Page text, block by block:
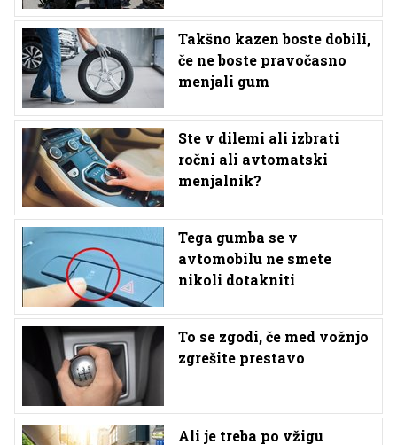
Takšno kazen boste dobili,
če ne boste pravočasno
menjali gum
Ste v dilemi ali izbrati
ročni ali avtomatski
menjalnik?
Tega gumba se v
avtomobilu ne smete
nikoli dotakniti
To se zgodi, če med vožnjo
zgrešite prestavo
Ali je treba po vžigu